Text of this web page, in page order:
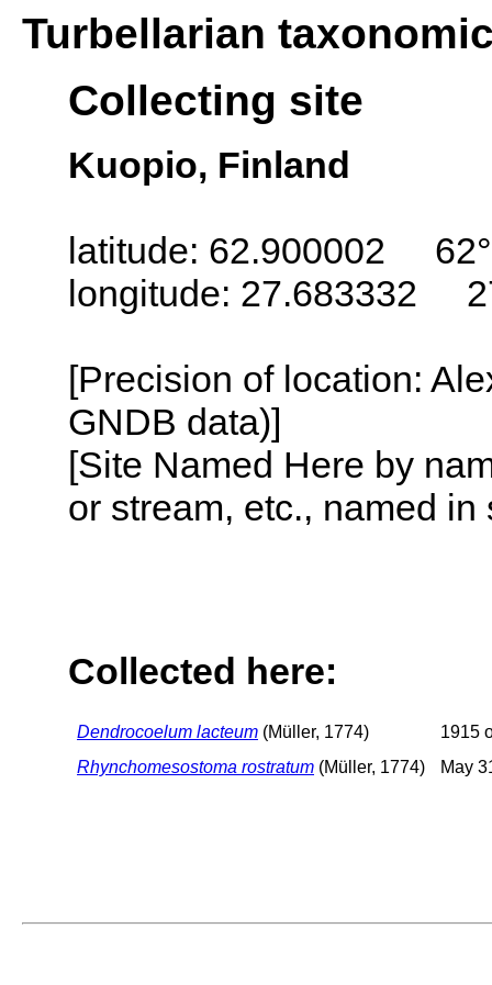
Turbellarian
Collecting site
Kuopio, Finland
latitude: 62.900002
longitude: 27.683332
[Precision of location:
GNDB data)]
[Site Named Here by
or stream, etc., named
Collected here:
Dendrocoelum lacteum (Müller, 1774)
1915
Rhynchomesostoma rostratum (Müller, 1774) May